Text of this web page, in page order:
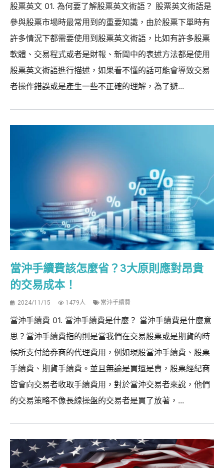
股票英文 01. 為何要了解股票英文術語？ 股票英文術語是
參與股票市場時最常用到的重要知識，由於股票下單時有
許多情況下都需要使用到股票英文術語，比如有許多股票
軟體、交易程式或者是財報、新聞中的表述方法都是使用
股票英文術語進行描述，如果看不懂的話可能會導致交易
者操作錯誤或是產生一些不正確的理解，為了避...
當沖手續費該怎麼省？3大原則應對昂貴
的交易成本！
2024/11/15 1479人 當沖手續費
當沖手續費 01. 當沖手續費是什麼？ 當沖手續費是什麼意
思？當沖手續費指的則是當我們在交易股票或是期貨的時
候所支付給券商的代理費用，例如現股當沖手續費、股票
手續費、期貨手續費。並且無論是買還是賣，股票經紀商
皆會向交易者收取手續費用，對於當沖交易者來說，他們
的交易策略不像長線操盤的交易者是買了放著，...